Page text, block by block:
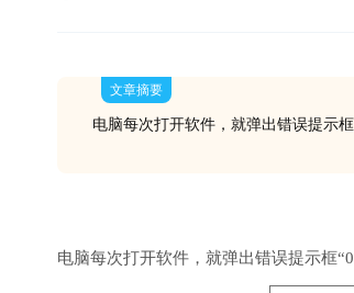
文章摘要
电脑每次打开软件，就弹出错误提示
电脑每次打开软件，就弹出错误提示框